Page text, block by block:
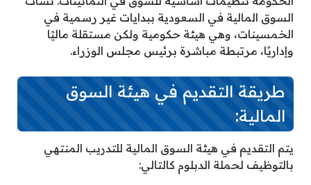
السوق المالية في السعودية ببدايات غير رسمية في
الخمسينات، وهي هيئة حكومية ولكن مستقلة ماليًا
وإداريًا، مرتبطة مباشرة برئيس مجلس الوزراء.
طريقة التقديم في هيئة السوق
المالية:
يتم التقديم في هيئة السوق المالية للتدريب المنتهي
بالتوظيف لحملة الدبلوم كالتالي: